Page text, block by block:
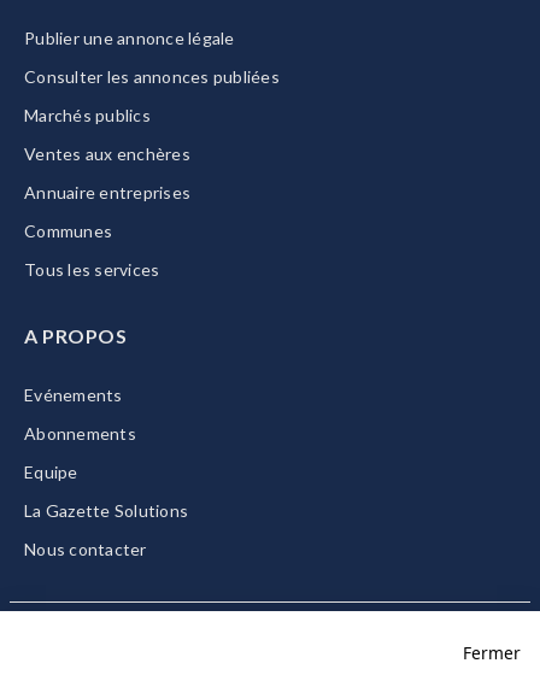
Publier une annonce légale
Consulter les annonces publiées
Marchés publics
Ventes aux enchères
Annuaire entreprises
Communes
Tous les services
A PROPOS
Evénements
Abonnements
Equipe
La Gazette Solutions
Nous contacter
Fermer